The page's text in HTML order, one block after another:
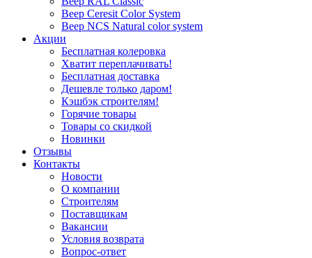
Веер Ceresit Color System
Веер NCS Natural color system
Акции
Бесплатная колеровка
Хватит переплачивать!
Бесплатная доставка
Дешевле только даром!
Кэшбэк строителям!
Горячие товары
Товары со скидкой
Новинки
Отзывы
Контакты
Новости
О компании
Строителям
Поставщикам
Вакансии
Условия возврата
Вопрос-ответ